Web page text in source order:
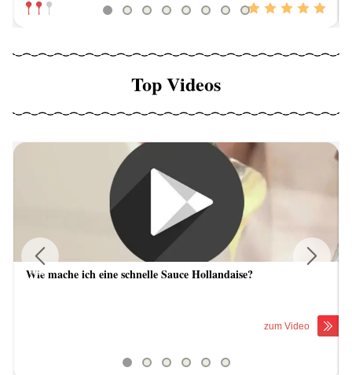
Top Videos
Wie mache ich eine schnelle Sauce Hollandaise?
zum Video
Previous